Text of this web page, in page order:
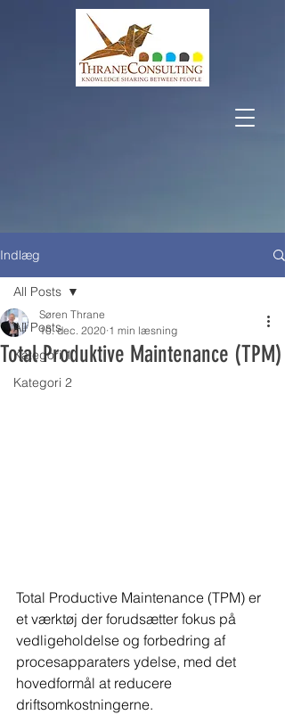
Indlæg
All Posts
Kategori 1
Kategori 2
All Posts
Total Produktive Maintenance (TPM)
Søren Thrane
10. dec. 2020 1 min læsning
Total Productive Maintenance (TPM) er
et værktøj der forudsætter fokus på
vedligeholdelse og forbedring af
procesapparaters ydelse, med det
hovedformål at reducere
driftsomkostningerne.